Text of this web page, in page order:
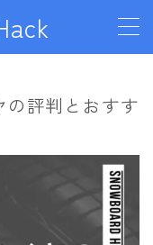
の評判とおすす